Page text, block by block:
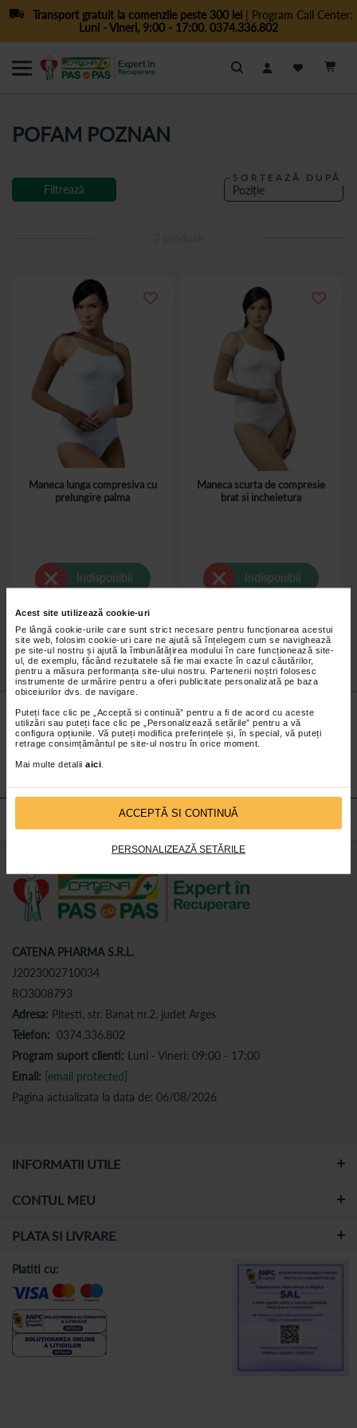
Acest site utilizează cookie-uri
Pe lângă cookie-urile care sunt strict necesare pentru funcționarea acestui
site web, folosim cookie-uri care ne ajută să înțelegem cum se navighează
pe site-ul nostru și ajută la îmbunătățirea modului în care funcționează site-
ul, de exemplu, făcând rezultatele să fie mai exacte în cazul căutărilor,
pentru a măsura performanța site-ului nostru. Partenerii noștri folosesc
instrumente de urmărire pentru a oferi publicitate personalizată pe baza
obiceiurilor dvs. de navigare.
Puteți face clic pe „Acceptă si continuă” pentru a fi de acord cu aceste
utilizări sau puteți face clic pe „Personalizează setările” pentru a vă
configura opțiunile. Vă puteți modifica preferințele și, în special, vă puteți
retrage consimțământul pe site-ul nostru în orice moment.
Mai multe detalii aici
ACCEPTĂ SI CONTINUĂ
PERSONALIZEAZĂ SETĂRILE
Transport gratuit la comenzile peste 300 lei| Program Call Center:
Luni - Vineri, 9:00 - 17:00, 0374.336.802
Cautare
POFAM POZNAN
SORTEAZĂ DUPĂ
Maneca lunga compresiva cu
prelungire palma
Indisponibil
Maneca scurta de compresie
brat si incheietura
Indisponibil
Filtrează
Nu lăsa niciunpreț micneobservat.
Abonează-tela newsletter-ul nostru!
CATENA PHARMA S.R.L.
J2023002710034
RO3008793
Adresa: Pitesti, str. Banat nr.2, judet Arges
Telefon: 0374.336.802
Program suport clienti: Luni - Vineri: 09:00 - 17:00
Email: [email protected]
Pagina actualizata la data de: 06/08/2026
INFORMATII UTILE
CONTUL MEU
PLATA SI LIVRARE
Platiti cu: